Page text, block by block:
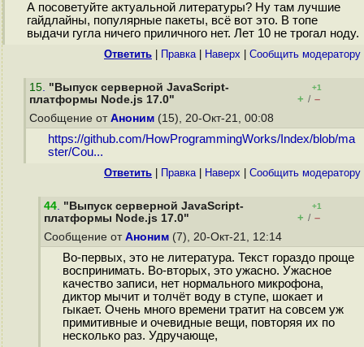
А посоветуйте актуальной литературы? Ну там лучшие
гайдлайны, популярные пакеты, всё вот это. В топе
выдачи гугла ничего приличного нет. Лет 10 не трогал ноду.
Ответить Правка| Наверх Cообщить модератору
15. "Выпуск серверной JavaScript-
платформы Node.js 17.0"
+1
+ / –
Сообщение от Аноним (15), 20-Окт-21, 00:08
https://github.com/HowProgrammingWorks/Index/blob/ma
ster/Cou...
Ответить Правка| Наверх Cообщить модератору
44. "Выпуск серверной JavaScript-
платформы Node.js 17.0"
+1
+ / –
Сообщение от Аноним (7), 20-Окт-21, 12:14
Во-первых, это не литература. Текст гораздо проще
воспринимать. Во-вторых, это ужасно. Ужасное
качество записи, нет нормального микрофона,
диктор мычит и толчёт воду в ступе, шокает и
гыкает. Очень много времени тратит на совсем уж
примитивные и очевидные вещи, повторяя их по
несколько раз. Удручающе,